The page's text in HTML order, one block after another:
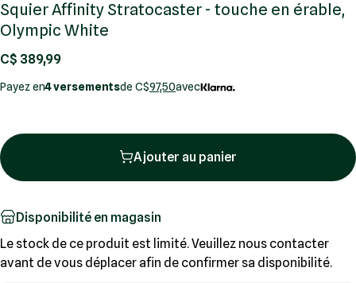
Squier Affinity Stratocaster - touche en érable,
Olympic White
C$ 389,99
Payez en4 versementsde C$97,50avec
Ajouter au panier
Disponibilité en magasin
Le stock de ce produit est limité. Veuillez nous contacter
avant de vous déplacer afin de confirmer sa disponibilité.